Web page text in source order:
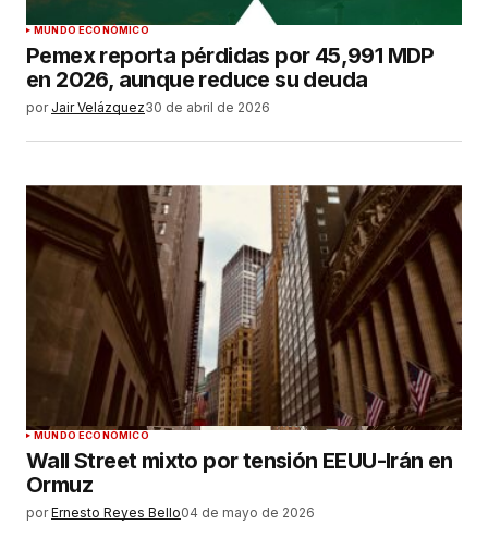
MUNDO ECONÓMICO
Pemex reporta pérdidas por 45,991 MDP
en 2026, aunque reduce su deuda
por Jair Velázquez30 de abril de 2026
MUNDO ECONÓMICO
Wall Street mixto por tensión EEUU-Irán en
Ormuz
por Ernesto Reyes Bello04 de mayo de 2026